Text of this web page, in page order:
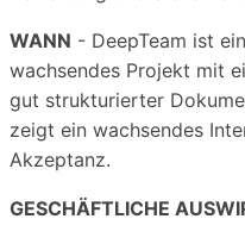
WANN - DeepTeam ist
wachsendes Projekt mit
gut strukturierter
zeigt ein wachsendes
Akzeptanz.
GESCHÄFTLICHE